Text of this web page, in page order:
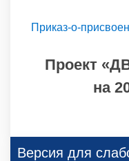
Приказ-о-
Проект
на
Версия для